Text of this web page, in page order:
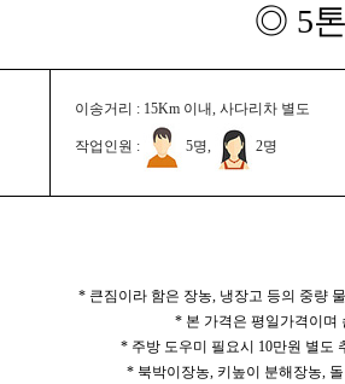
◎ 5
이송거리 : 15Km 이내, 사다리차 별도
작업인원 : 5명, 2명
* 큰짐이라 함은 장농, 냉장고 등의 중량
* 본 가격은 평일가격이며
* 주방 도우미 필요시 10만원 별도
* 북박이장농, 키높이 분해장농,